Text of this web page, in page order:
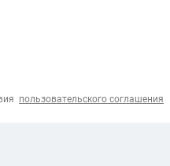
пользовательского соглашения